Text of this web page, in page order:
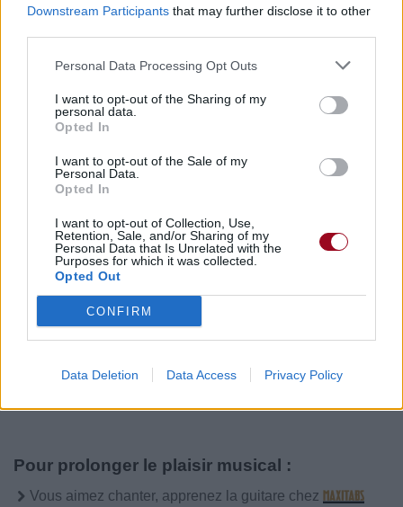
Downstream Participants that may further disclose it to other
Personal Data Processing Opt Outs
I want to opt-out of the Sharing of my
personal data.
Opted In
I want to opt-out of the Sale of my
Personal Data.
Opted In
I want to opt-out of Collection, Use,
Retention, Sale, and/or Sharing of my
Personal Data that Is Unrelated with the
Purposes for which it was collected.
Opted Out
CONFIRM
Data Deletion Data Access Privacy Policy
Anaïs Delva
Curtil
Compositeurs :
Andrew Underberg,
Producteurs :
Andrew Underberg,
Sam Haft
Reprise de la chanson : Hell Is Forever
(Alex Brightman & Erika Henningsen)
Albums : Hazbin Hotel (VF) [OST] (Non
Endisqué)
⇑
Paroles Téléchargement
Vidéos
Commentaires
Pour prolonger le plaisir musical :
Vous aimez chanter, apprenez la guitare chez